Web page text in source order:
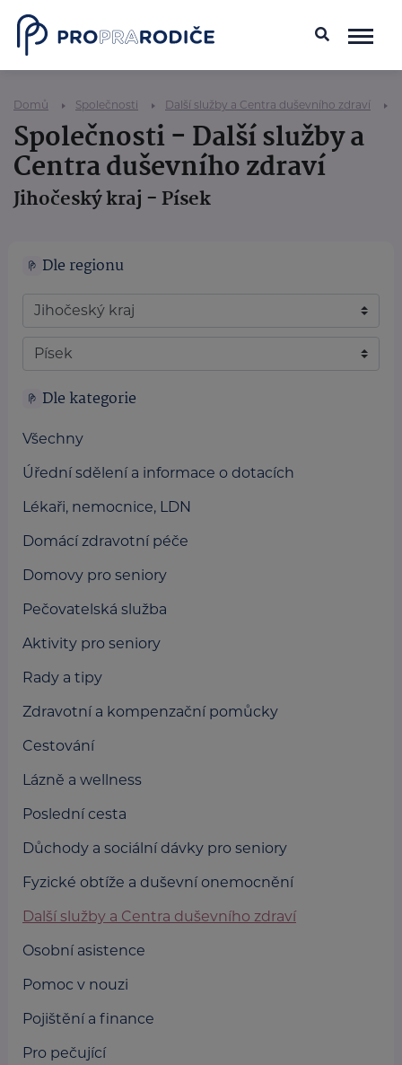
Domů Společnosti Další služby a Centra duševního zdraví
Společnosti - Další služby a
Centra duševního zdraví
Jihočeský kraj - Písek
Dle regionu
Dle kategorie
Všechny
Úřední sdělení a informace o dotacích
Lékaři, nemocnice, LDN
Domácí zdravotní péče
Domovy pro seniory
Pečovatelská služba
Aktivity pro seniory
Rady a tipy
Zdravotní a kompenzační pomůcky
Cestování
Lázně a wellness
Poslední cesta
Důchody a sociální dávky pro seniory
Fyzické obtíže a duševní onemocnění
Další služby a Centra duševního zdraví
Osobní asistence
Pomoc v nouzi
Pojištění a finance
Pro pečující